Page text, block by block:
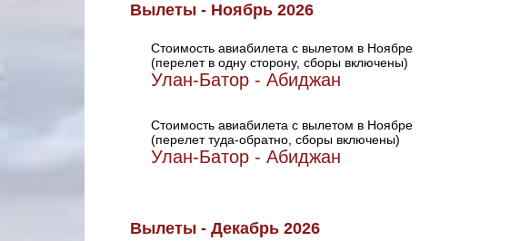
Вылеты - Ноябрь 2026
Стоимость авиабилета с вылетом в Ноябре
(перелет в одну сторону, сборы включены)
Улан-Батор - Абиджан
Стоимость авиабилета с вылетом в Ноябре
(перелет туда-обратно, сборы включены)
Улан-Батор - Абиджан
Вылеты - Декабрь 2026